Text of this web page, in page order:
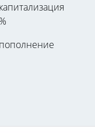
капитализация
%
пополнение